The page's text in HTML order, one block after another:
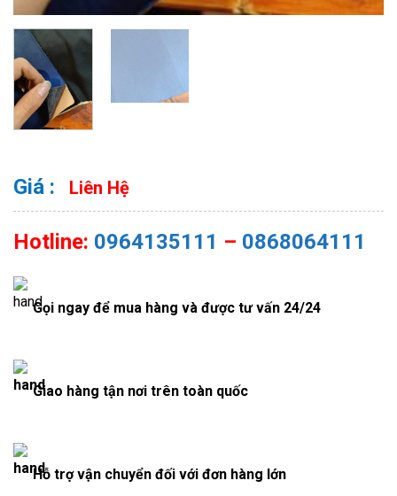
Liên Hệ
Hotline: 0964135111 – 0868064111
Gọi ngay để mua hàng và được tư vấn 24/24
Giao hàng tận nơi trên toàn quốc
Hỗ trợ vận chuyển đối với đơn hàng lớn